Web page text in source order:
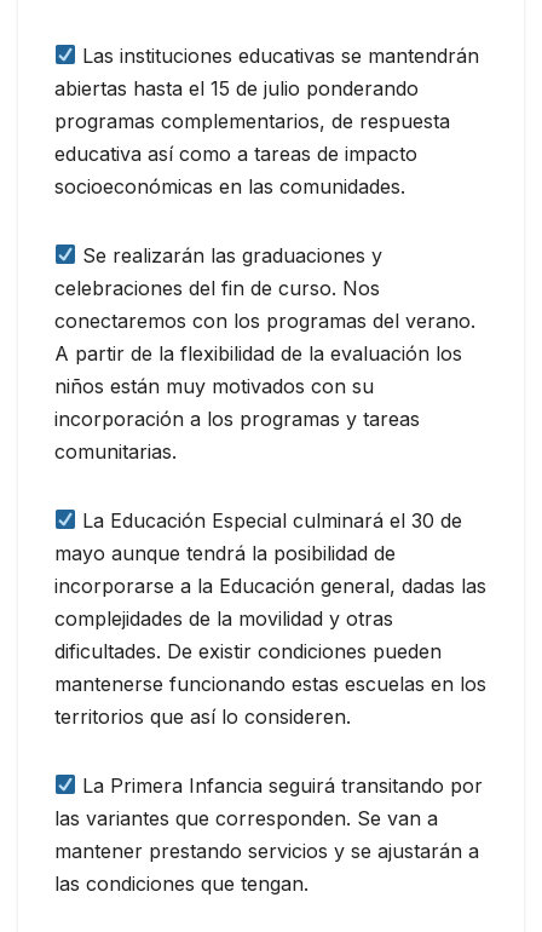
Las instituciones educativas se mantendrán
abiertas hasta el 15 de julio ponderando
programas complementarios, de respuesta
educativa así como a tareas de impacto
socioeconómicas en las comunidades.
Se realizarán las graduaciones y
celebraciones del fin de curso. Nos
conectaremos con los programas del verano.
A partir de la flexibilidad de la evaluación los
niños están muy motivados con su
incorporación a los programas y tareas
comunitarias.
La Educación Especial culminará el 30 de
mayo aunque tendrá la posibilidad de
incorporarse a la Educación general, dadas las
complejidades de la movilidad y otras
dificultades. De existir condiciones pueden
mantenerse funcionando estas escuelas en los
territorios que así lo consideren.
La Primera Infancia seguirá transitando por
las variantes que corresponden. Se van a
mantener prestando servicios y se ajustarán a
las condiciones que tengan.